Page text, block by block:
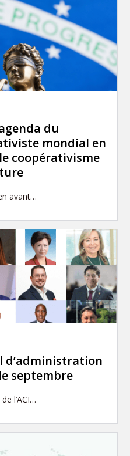
du
mondial en
coopérativisme
avant…
d’administration
septembre
l’ACI…